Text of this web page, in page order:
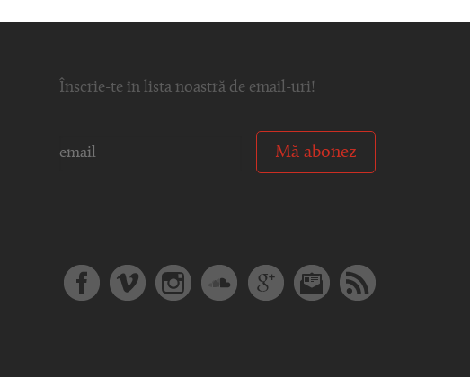
Înscrie-te în lista noastră de email-uri!
Mă abonez